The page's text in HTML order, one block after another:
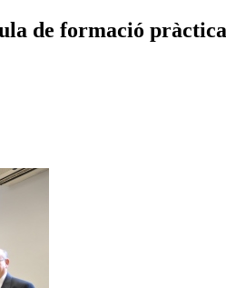
de formació